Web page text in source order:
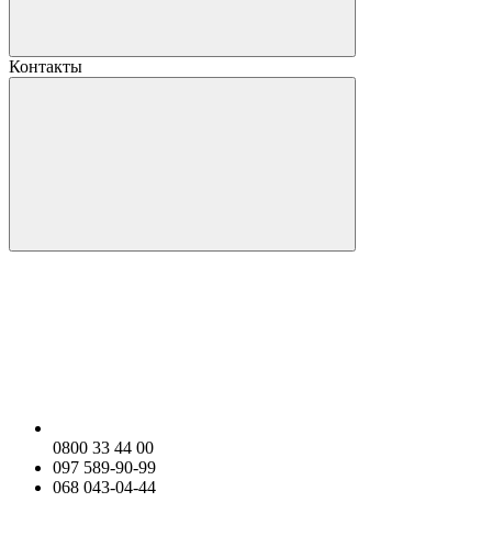
Контакты
0800 33 44 00
097 589-90-99
068 043-04-44